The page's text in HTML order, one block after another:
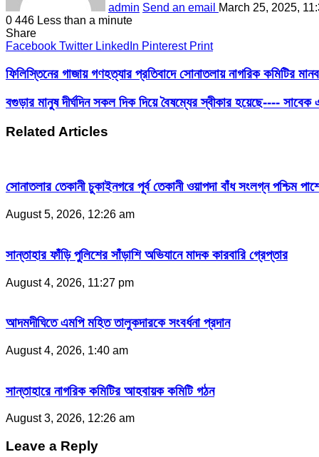
admin Send an email
March 25, 2025,
0 446 Less than a minute
Share
Facebook Twitter LinkedIn Pinterest Print
ফিলিস্তিনের গাজায় গণহত্যার প্রতিবাদে সোনাতলায় নাগরিক কমিটির
বগুড়ার মানুষ দীর্ঘদিন সকল দিক দিয়ে বৈষম্যের স্বীকার হয়েছে----
Related Articles
সোনাতলার তেকানী চুকাইনগরে পূর্ব তেকানী ওয়াপদা বাঁধ সংলগ্ন পশ্চিম
August 5, 2026, 12:26 am
সান্তাহার ফাঁড়ি পুলিশের সাঁড়াশি অভিযানে মাদক কারবারি গ্রেপ্তার
August 4, 2026, 11:27 pm
আদমদীঘিতে এমপি মহিত তালুকদারকে সংবর্ধনা প্রদান
August 4, 2026, 1:40 am
সান্তাহারে নাগরিক কমিটির আহবায়ক কমিটি গঠন
August 3, 2026, 12:26 am
Leave a Reply